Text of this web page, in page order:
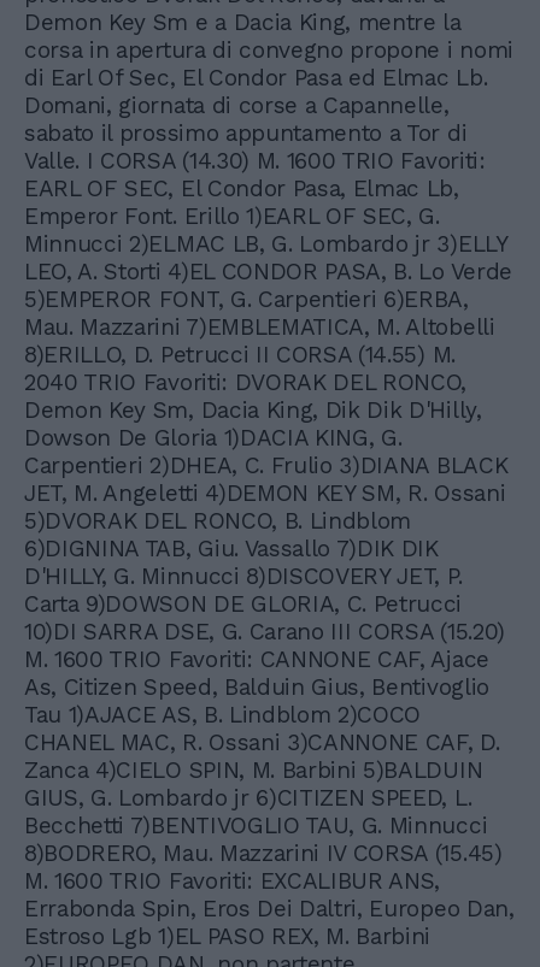
Demon Key Sm e a Dacia King, mentre la
corsa in apertura di convegno propone i nomi
di Earl Of Sec, El Condor Pasa ed Elmac Lb.
Domani, giornata di corse a Capannelle,
sabato il prossimo appuntamento a Tor di
Valle. I CORSA (14.30) M. 1600 TRIO Favoriti:
EARL OF SEC, El Condor Pasa, Elmac Lb,
Emperor Font. Erillo 1)EARL OF SEC, G.
Minnucci 2)ELMAC LB, G. Lombardo jr 3)ELLY
LEO, A. Storti 4)EL CONDOR PASA, B. Lo Verde
5)EMPEROR FONT, G. Carpentieri 6)ERBA,
Mau. Mazzarini 7)EMBLEMATICA, M. Altobelli
8)ERILLO, D. Petrucci II CORSA (14.55) M.
2040 TRIO Favoriti: DVORAK DEL RONCO,
Demon Key Sm, Dacia King, Dik Dik D'Hilly,
Dowson De Gloria 1)DACIA KING, G.
Carpentieri 2)DHEA, C. Frulio 3)DIANA BLACK
JET, M. Angeletti 4)DEMON KEY SM, R. Ossani
5)DVORAK DEL RONCO, B. Lindblom
6)DIGNINA TAB, Giu. Vassallo 7)DIK DIK
D'HILLY, G. Minnucci 8)DISCOVERY JET, P.
Carta 9)DOWSON DE GLORIA, C. Petrucci
10)DI SARRA DSE, G. Carano III CORSA (15.20)
M. 1600 TRIO Favoriti: CANNONE CAF, Ajace
As, Citizen Speed, Balduin Gius, Bentivoglio
Tau 1)AJACE AS, B. Lindblom 2)COCO
CHANEL MAC, R. Ossani 3)CANNONE CAF, D.
Zanca 4)CIELO SPIN, M. Barbini 5)BALDUIN
GIUS, G. Lombardo jr 6)CITIZEN SPEED, L.
Becchetti 7)BENTIVOGLIO TAU, G. Minnucci
8)BODRERO, Mau. Mazzarini IV CORSA (15.45)
M. 1600 TRIO Favoriti: EXCALIBUR ANS,
Errabonda Spin, Eros Dei Daltri, Europeo Dan,
Estroso Lgb 1)EL PASO REX, M. Barbini